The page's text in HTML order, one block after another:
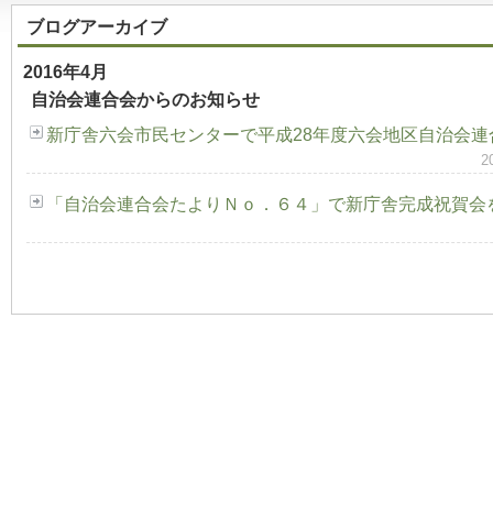
ブログアーカイブ
2016年4月
自治会連合会からのお知らせ
新庁舎六会市民センターで平成28年度六会地区自治会
「自治会連合会たよりＮｏ．６４」で新庁舎完成祝賀